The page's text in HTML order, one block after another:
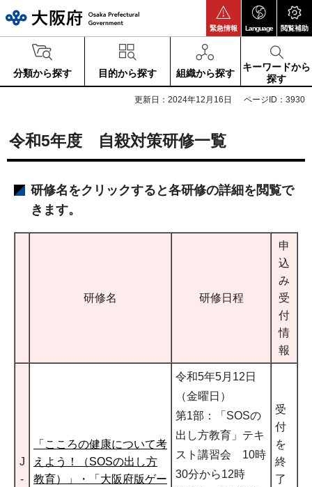
緊急情報 Language 閲覧補助
分類から探す 目的から探す 組織から探す
キーワードから
探す
更新日：2024年12月16日 ページID：3930
令和5年度 自殺対策研修一覧
研修名をクリックすると各研修の詳細を閲覧で
きます。
研修名 研修日程
申
込
み
受
付
情
報
J
-
「こころの健康について考
えよう！（SOSの出し方
教育）」・「大阪府版ゲー
令和5年5月12日
（金曜日）
第1部：「SOSの
出し方教育」テキ
スト講習会 10時
30分から12時
受
付
を
終
了